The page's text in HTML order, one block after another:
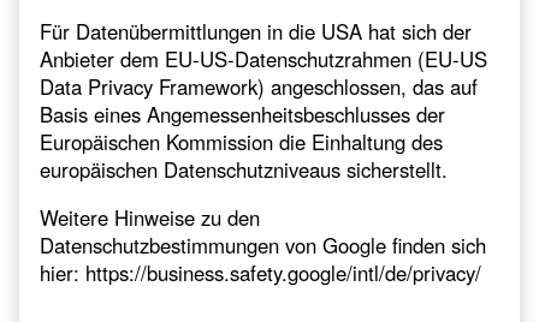
Für Datenübermittlungen in die USA hat sich der
Anbieter dem EU-US-Datenschutzrahmen (EU-US
Data Privacy Framework) angeschlossen, das auf
Basis eines Angemessenheitsbeschlusses der
Europäischen Kommission die Einhaltung des
europäischen Datenschutzniveaus sicherstellt.
Weitere Hinweise zu den
Datenschutzbestimmungen von Google finden sich
hier: https://business.safety.google/intl/de/privacy/